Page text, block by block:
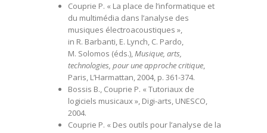
Couprie P. « La place de l’informatique et
du multimédia dans l’analyse des
musiques électroacoustiques »,
in R. Barbanti, E. Lynch, C. Pardo,
M. Solomos (éds.),Musique, arts,
technologies, pour une approche critique,
Paris, L’Harmattan, 2004, p. 361-374.
Bossis B., Couprie P. « Tutoriaux de
logiciels musicaux », Digi-arts, UNESCO,
2004.
Couprie P. « Des outils pour l’analyse de la